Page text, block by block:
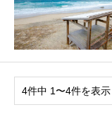
4件中 1〜4件を表示